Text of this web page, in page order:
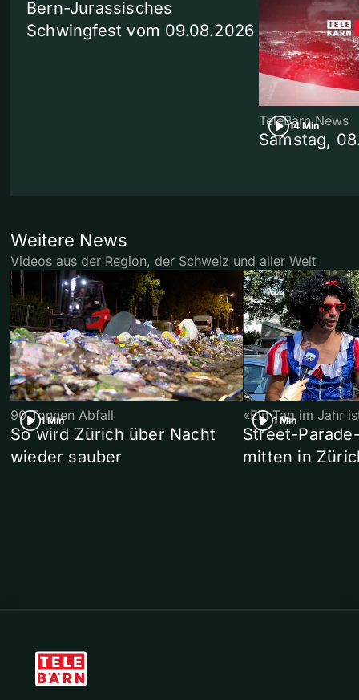
Bern-Jurassisches
Schwingfest vom 09.08.2026
14 Min
TeleBärn News
Samstag,
Weitere News
Videos aus der Region, der Schweiz und aller Welt
1 Min
90 Tonnen Abfall
So wird Zürich über Nacht
wieder sauber
1 Min
«Ein Tag im Jahr
Street-
mitten in